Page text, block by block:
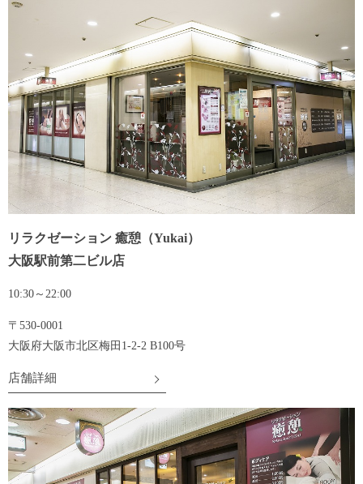
リラクゼーション 癒憩（Yukai）
大阪駅前第二ビル店
10:30～22:00
〒530-0001
大阪府大阪市北区梅田1-2-2 B100号
店舗詳細